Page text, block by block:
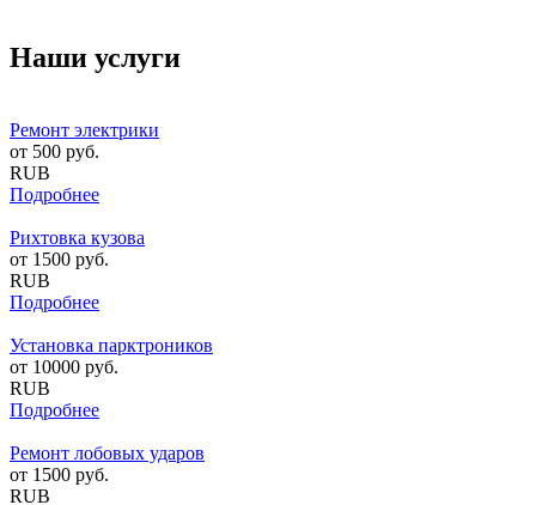
Наши услуги
Ремонт электрики
от 500 руб.
RUB
Подробнее
Рихтовка кузова
от 1500 руб.
RUB
Подробнее
Установка парктроников
от 10000 руб.
RUB
Подробнее
Ремонт лобовых ударов
от 1500 руб.
RUB